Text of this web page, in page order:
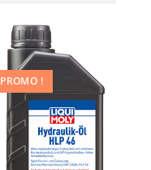
PROMO !